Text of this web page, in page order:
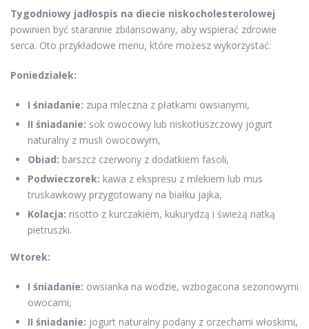
Tygodniowy jadłospis na diecie niskocholesterolowej
powinien być starannie zbilansowany, aby wspierać zdrowie
serca. Oto przykładowe menu, które możesz wykorzystać:
Poniedziałek:
I śniadanie: zupa mleczna z płatkami owsianymi,
II śniadanie: sok owocowy lub niskotłuszczowy jogurt
naturalny z musli owocowym,
Obiad: barszcz czerwony z dodatkiem fasoli,
Podwieczorek: kawa z ekspresu z mlekiem lub mus
truskawkowy przygotowany na białku jajka,
Kolacja: risotto z kurczakiem, kukurydzą i świeżą natką
pietruszki.
Wtorek:
I śniadanie: owsianka na wodzie, wzbogacona sezonowymi
owocami,
II śniadanie: jogurt naturalny podany z orzechami włoskimi,